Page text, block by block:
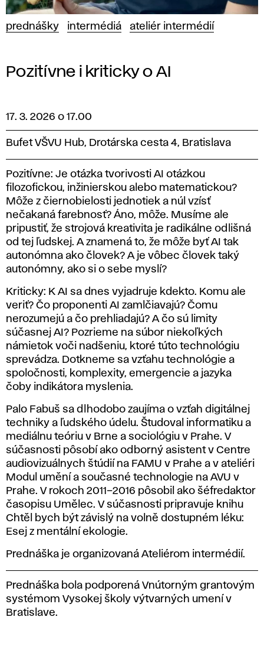
prednášky intermédiá ateliér intermédií
Pozitívne i kriticky o AI
17. 3. 2026 o 17.00
Bufet VŠVU Hub, Drotárska cesta 4, Bratislava
Pozitívne: Je otázka tvorivosti AI otázkou
filozofickou, inžinierskou alebo matematickou?
Môže z čiernobielosti jednotiek a núl vzísť
nečakaná farebnosť? Áno, môže. Musíme ale
pripustiť, že strojová kreativita je radikálne odlišná
od tej ľudskej. A znamená to, že môže byť AI tak
autonómna ako človek? A je vôbec človek taký
autonómny, ako si o sebe myslí?
Kriticky: K AI sa dnes vyjadruje kdekto. Komu ale
veriť? Čo proponenti AI zamlčiavajú? Čomu
nerozumejú a čo prehliadajú? A čo sú limity
súčasnej AI? Pozrieme na súbor niekoľkých
námietok voči nadšeniu, ktoré túto technológiu
sprevádza. Dotkneme sa vzťahu technológie a
spoločnosti, komplexity, emergencie a jazyka
čoby indikátora myslenia.
Palo Fabuš sa dlhodobo zaujíma o vzťah digitálnej
techniky a ľudského údelu. Študoval informatiku a
mediálnu teóriu v Brne a sociológiu v Prahe. V
súčasnosti pôsobí ako odborný asistent v Centre
audiovizuálnych štúdií na FAMU v Prahe a v ateliéri
Modul umění a současné technologie na AVU v
Prahe. V rokoch 2011–2016 pôsobil ako šéfredaktor
časopisu Umělec. V súčasnosti pripravuje knihu
Chtěl bych být závislý na volně dostupném léku:
Esej z mentální ekologie.
Prednáška je organizovaná Ateliérom intermédií.
Prednáška bola podporená Vnútorným grantovým
systémom Vysokej školy výtvarných umení v
Bratislave.